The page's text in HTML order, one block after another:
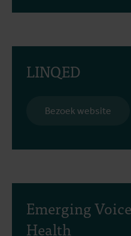
LINQED
Bezoek website
Emerging
Health